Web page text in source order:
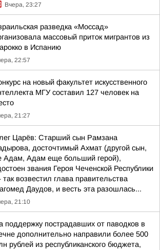
Вчера, 23:27
разведка «Моссад»
массовый приток мигрантов из
в Испанию
22:57
на новый факультет искусственного
МГУ составил 127 человек на
21:27
Царёв: Старший сын Рамзана
досточтимый Ахмат (другой сын,
Адам, Адам еще больший герой),
звания Героя Чеченской Республики
возвестил глава правительства
Даудов, и весть эта разошлась...
21:10
поддержку пострадавших от паводков в
дополнительно направили более 500
рублей из республиканского бюджета,